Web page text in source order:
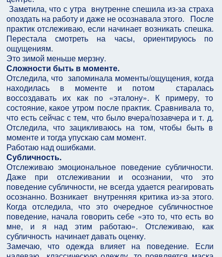
Заметила, что с утра внутренне спешила из-за страха
опоздать на работу и даже не осознавала этого. После
практик отслеживаю, если начинает возникать спешка.
Перестала смотреть на часы, ориентируюсь по
ощущениям.
Это зимой меньше мерзну.
Сложности быть в моменте.
Отследила, что запоминала моменты/ощущения, когда
находилась в моменте и потом старалась
воссоздавать их как по «эталону». К примеру, то
состояние, какое утром после практик. Сравнивала то,
что есть сейчас с тем, что было вчера/позавчера и т. д.
Отследила, что зацикливаюсь на том, чтобы быть в
моменте и тогда упускаю сам момент.
Работаю над ошибками.
Субличность.
Отслеживаю эмоциональное поведение субличности.
Даже при отслеживании и осознании, что это
поведение субличности, не всегда удается реагировать
осознанно. Возникает внутренняя критика из-за этого.
Когда отследила, что это очередное субличностное
поведение, начала говорить себе «это то, что есть во
мне, и я над этим работаю». Отслеживаю, как
субличность начинает давать оценку.
Замечаю, что одежда влияет на поведение. Если